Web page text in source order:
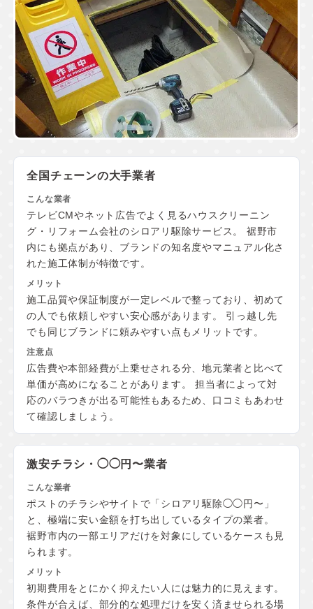
全国チェーンの大手業者
テレビCMやネット広告でよく見るハウスクリーニン
グ・リフォーム会社のシロアリ駆除サービス。 裾野市
内にも拠点があり、ブランドの知名度やマニュアル化さ
れた施工体制が特徴です。
施工品質や保証制度が一定レベルで整っており、初めて
の人でも依頼しやすい安心感があります。 引っ越し先
でも同じブランドに頼みやすい点もメリットです。
広告費や本部経費が上乗せされる分、地元業者と比べて
単価が高めになることがあります。 担当者によって対
応のバラつきが出る可能性もあるため、口コミもあわせ
て確認しましょう。
激安チラシ・◯◯円〜業者
ポストのチラシやサイトで「シロアリ駆除◯◯円〜」
と、極端に安い金額を打ち出しているタイプの業者。
裾野市内の一部エリアだけを対象にしているケースも見
られます。
初期費用をとにかく抑えたい人には魅力的に見えます。
条件が合えば、部分的な処理だけを安く済ませられる場